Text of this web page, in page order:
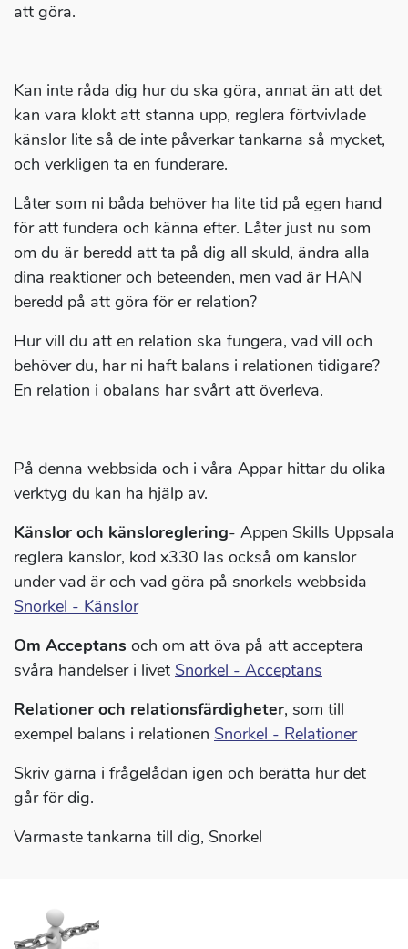
att göra.
Kan inte råda dig hur du ska göra, annat än att det
kan vara klokt att stanna upp, reglera förtvivlade
känslor lite så de inte påverkar tankarna så mycket,
och verkligen ta en funderare.
Låter som ni båda behöver ha lite tid på egen hand
för att fundera och känna efter. Låter just nu som
om du är beredd att ta på dig all skuld, ändra alla
dina reaktioner och beteenden, men vad är HAN
beredd på att göra för er relation?
Hur vill du att en relation ska fungera, vad vill och
behöver du, har ni haft balans i relationen tidigare?
En relation i obalans har svårt att överleva.
På denna webbsida och i våra Appar hittar du olika
verktyg du kan ha hjälp av.
Känslor och känsloreglering- Appen Skills Uppsala
reglera känslor, kod x330 läs också om känslor
under vad är och vad göra på snorkels webbsida
Snorkel - Känslor
Om Acceptans och om att öva på att acceptera
svåra händelser i livet Snorkel - Acceptans
Relationer och relationsfärdigheter, som till
exempel balans i relationen Snorkel - Relationer
Skriv gärna i frågelådan igen och berätta hur det
går för dig.
Varmaste tankarna till dig, Snorkel